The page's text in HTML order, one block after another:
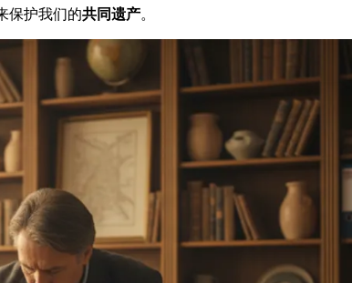
保护我们的共同遗产。